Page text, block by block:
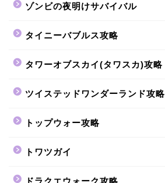
ゾンビの夜明けサバイバル
タイニーバブルス攻略
タワーオブスカイ(タワスカ)攻略
ツイステッドワンダーランド攻略
トップウォー攻略
トワツガイ
ドラクエウォーク攻略